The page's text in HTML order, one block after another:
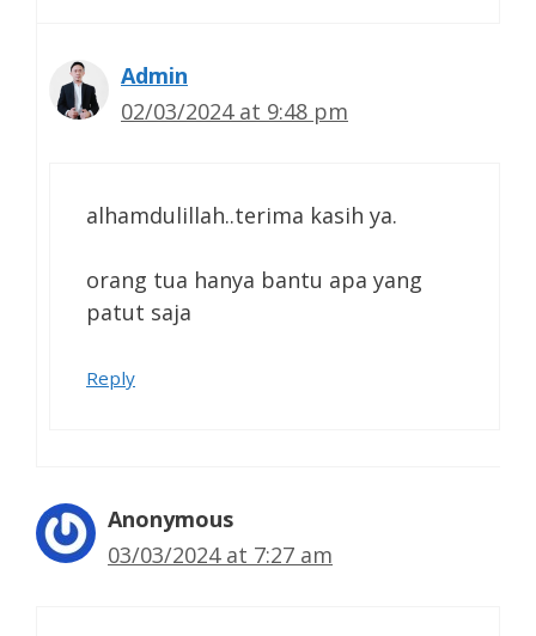
Admin
02/03/2024 at 9:48 pm
alhamdulillah..terima kasih ya.
orang tua hanya bantu apa yang
patut saja
Reply
Anonymous
03/03/2024 at 7:27 am